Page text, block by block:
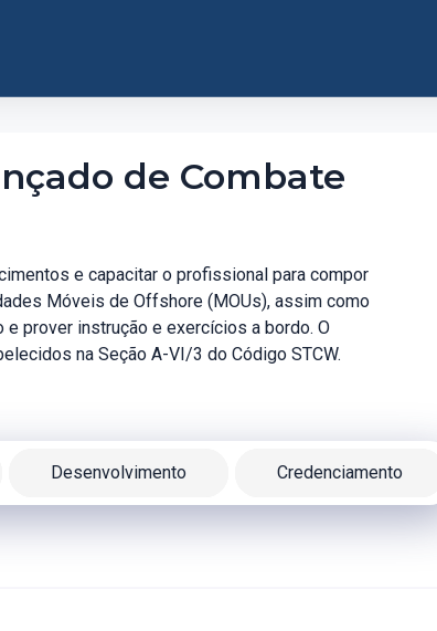
de Combate
e capacitar o profissional para compor
Móveis de Offshore (MOUs), assim como
prover instrução e exercícios a bordo. O
na Seção A-VI/3 do Código STCW.
Desenvolvimento Credenciamento